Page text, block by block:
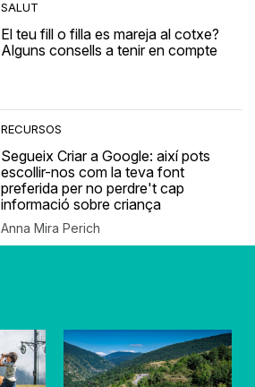
SALUT
El teu fill o filla es mareja al cotxe?
Alguns consells a tenir en compte
RECURSOS
Segueix Criar a Google: així pots
escollir-nos com la teva font
preferida per no perdre't cap
informació sobre criança
Anna Mira Perich